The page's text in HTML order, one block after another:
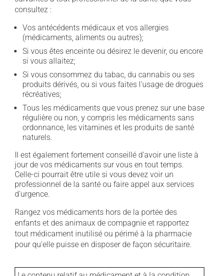
consultez :
Vos antécédents médicaux et vos allergies
(médicaments, aliments ou autres);
Si vous êtes enceinte ou désirez le devenir, ou encore
si vous allaitez;
Si vous consommez du tabac, du cannabis ou ses
produits dérivés, ou si vous faites l'usage de drogues
récréatives;
Tous les médicaments que vous prenez sur une base
régulière ou non, y compris les médicaments sans
ordonnance, les vitamines et les produits de santé
naturels.
Il est également fortement conseillé d'avoir une liste à
jour de vos médicaments sur vous en tout temps.
Celle-ci pourrait être utile si vous devez voir un
professionnel de la santé ou faire appel aux services
d'urgence.
Rangez vos médicaments hors de la portée des
enfants et des animaux de compagnie et rapportez
tout médicament inutilisé ou périmé à la pharmacie
pour qu'elle puisse en disposer de façon sécuritaire.